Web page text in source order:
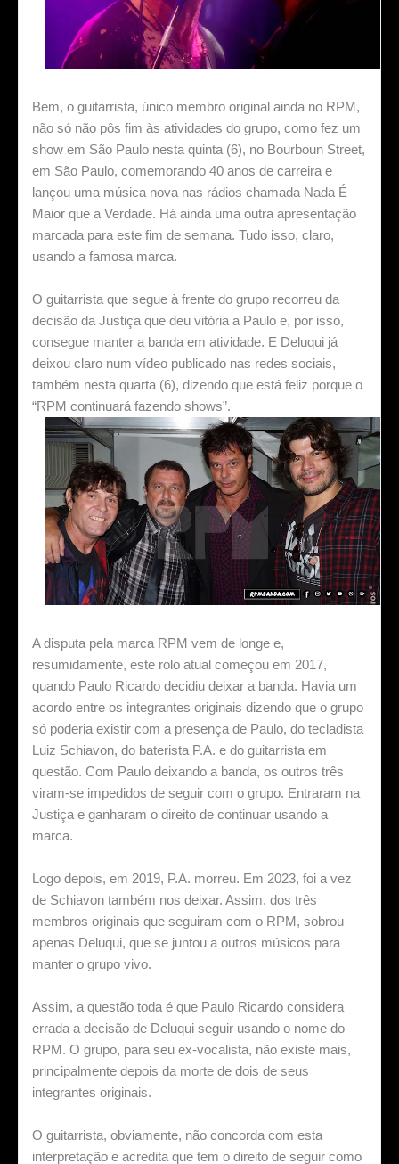
Bem, o guitarrista, único membro original ainda no RPM,
não só não pôs fim às atividades do grupo, como fez um
show em São Paulo nesta quinta (6), no Bourboun Street,
em São Paulo, comemorando 40 anos de carreira e
lançou uma música nova nas rádios chamada Nada É
Maior que a Verdade. Há ainda uma outra apresentação
marcada para este fim de semana. Tudo isso, claro,
usando a famosa marca.
O guitarrista que segue à frente do grupo recorreu da
decisão da Justiça que deu vitória a Paulo e, por isso,
consegue manter a banda em atividade. E Deluqui já
deixou claro num vídeo publicado nas redes sociais,
também nesta quarta (6), dizendo que está feliz porque o
“RPM continuará fazendo shows”.
A disputa pela marca RPM vem de longe e,
resumidamente, este rolo atual começou em 2017,
quando Paulo Ricardo decidiu deixar a banda. Havia um
acordo entre os integrantes originais dizendo que o grupo
só poderia existir com a presença de Paulo, do tecladista
Luiz Schiavon, do baterista P.A. e do guitarrista em
questão. Com Paulo deixando a banda, os outros três
viram-se impedidos de seguir com o grupo. Entraram na
Justiça e ganharam o direito de continuar usando a
marca.
Logo depois, em 2019, P.A. morreu. Em 2023, foi a vez
de Schiavon também nos deixar. Assim, dos três
membros originais que seguiram com o RPM, sobrou
apenas Deluqui, que se juntou a outros músicos para
manter o grupo vivo.
Assim, a questão toda é que Paulo Ricardo considera
errada a decisão de Deluqui seguir usando o nome do
RPM. O grupo, para seu ex-vocalista, não existe mais,
principalmente depois da morte de dois de seus
integrantes originais.
O guitarrista, obviamente, não concorda com esta
interpretação e acredita que tem o direito de seguir como